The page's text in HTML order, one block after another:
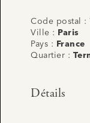
Code postal :
Ville :
Paris
Pays :
France
Quartier :
Détails